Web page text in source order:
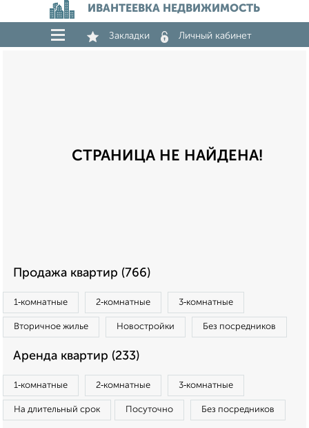
ИВАНТЕЕВКА НЕДВИЖИМОСТЬ
Закладки Личный кабинет
СТРАНИЦА НЕ НАЙДЕНА!
Продажа квартир (766)
1‑комнатные 2‑комнатные 3‑комнатные
Вторичное жилье Новостройки Без посредников
Аренда квартир (233)
1‑комнатные 2‑комнатные 3‑комнатные
На длительный срок Посуточно Без посредников